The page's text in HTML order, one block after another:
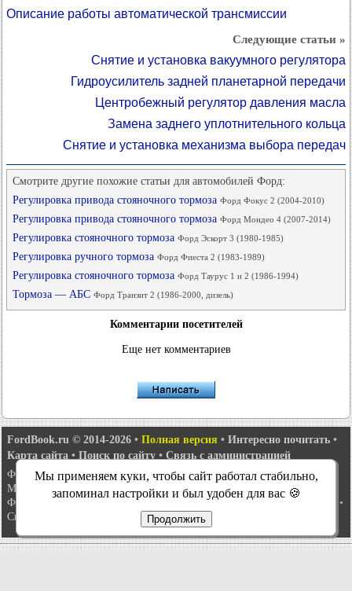
Описание работы автоматической трансмиссии
Следующие статьи »
Снятие и установка вакуумного регулятора
Гидроусилитель задней планетарной передачи
Центробежный регулятор давления масла
Замена заднего уплотнительного кольца
Снятие и установка механизма выбора передач
Смотрите другие похожие статьи для автомобилей Форд:
Регулировка привода стояночного тормоза Форд Фокус 2 (2004-2010)
Регулировка привода стояночного тормоза Форд Мондео 4 (2007-2014)
Регулировка стояночного тормоза Форд Эскорт 3 (1980-1985)
Регулировка ручного тормоза Форд Фиеста 2 (1983-1989)
Регулировка стояночного тормоза Форд Таурус 1 и 2 (1986-1994)
Тормоза — АБС Форд Транзит 2 (1986-2000, дизель)
Комментарии посетителей
Еще нет комментариев
FordBook.ru © 2014-2026 • Полная версия • Интересно почитать •
Карта сайта • Поиск по сайту • Связь с администрацией
Фокус 1• Фокус Турнир 1•Фокус 2•Мондео 1•Мондео 1 и 2•
Мондео 2•Мондео 3•Мондео 4•Эскорт 3•Эскорт 4 •Эскорт 5
Фиеста 2
Таурус 1 и 2 Фьюжн • Скорпио 1
•
Сиерра
Мы применяем куки, чтобы сайт работал стабильно,
запоминал настройки и был удобен для вас 🍪
Продолжить